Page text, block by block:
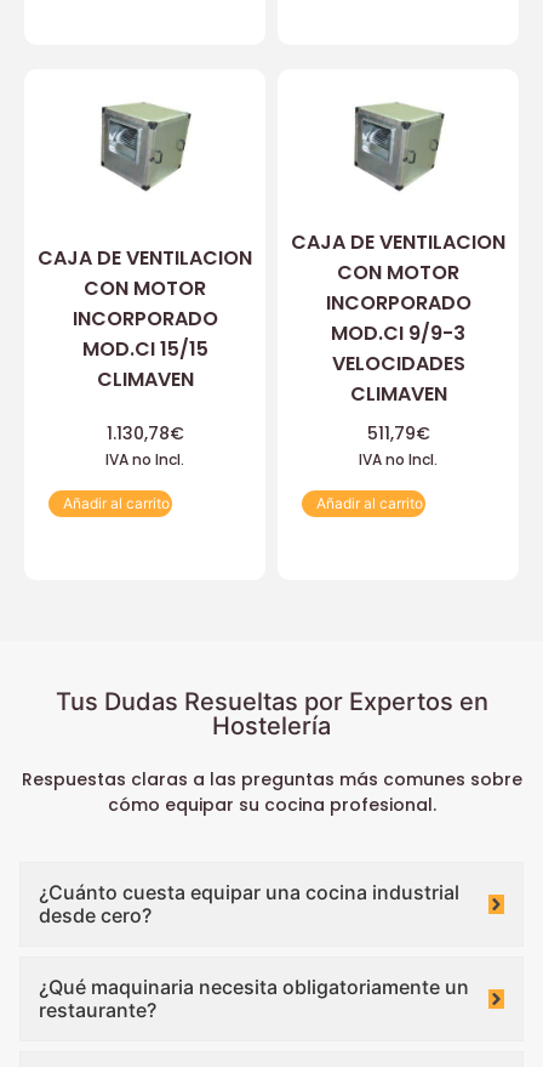
CAJA DE VENTILACION
CON MOTOR
INCORPORADO
MOD.CI 15/15
CLIMAVEN
1.130,78€
IVA no Incl.
Añadir al carrito
CAJA DE VENTILACION
CON MOTOR
INCORPORADO
MOD.CI 9/9-3
VELOCIDADES
CLIMAVEN
511,79€
IVA no Incl.
Añadir al carrito
Tus Dudas Resueltas por Expertos en
Hostelería
Respuestas claras a las preguntas más comunes sobre
cómo equipar su cocina profesional.
¿Cuánto cuesta equipar una cocina industrial
desde cero?
¿Qué maquinaria necesita obligatoriamente un
restaurante?